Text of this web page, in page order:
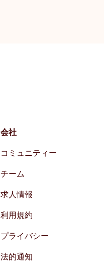
会社
コミュニティー
チーム
求人情報
利用規約
プライバシー
法的通知